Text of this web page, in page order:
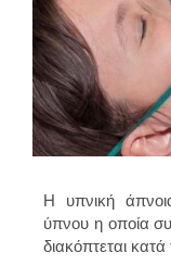
Η υπνική
ύπνου η οποία
διακόπτεται